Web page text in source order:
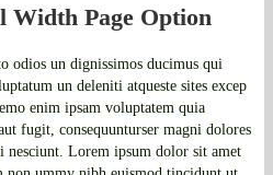
Width Page Option
odios un dignissimos ducimus qui
un deleniti atqueste sites excep
enim ipsam voluptatem quia
fugit, consequunturser magni dolores
nesciunt. Lorem ipsum dolor sit amet